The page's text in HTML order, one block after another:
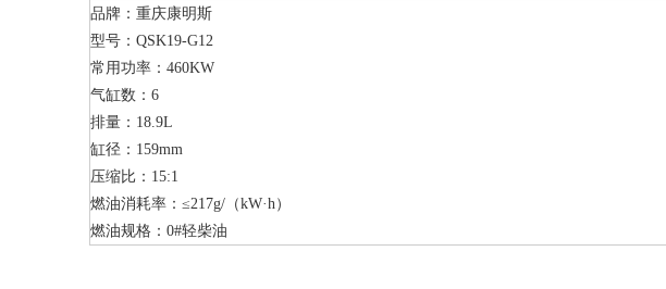
品牌：重庆康明斯
型号：QSK19-G12
常用功率：460KW
气缸数：6
排量：18.9L
缸径：159mm
压缩比：15:1
燃油消耗率：≤217g/（kW·h）
燃油规格：0#轻柴油